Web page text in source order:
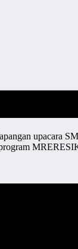
upacara
program